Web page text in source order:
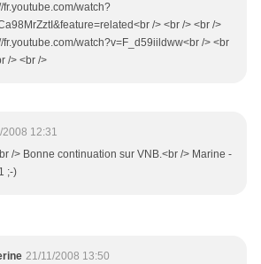
fr.youtube.com/watch?
/> <br /> <br />
fr.youtube.com/watch?v=F_d59iildww<br /> <br
/> <br />
2008 12:31
/> Bonne continuation sur VNB.<br /> Marine -
;-)
21/11/2008 13:50